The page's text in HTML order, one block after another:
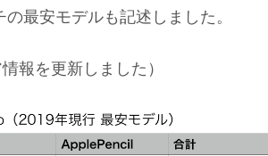
最安モデルも記述しました。
報を更新しました）